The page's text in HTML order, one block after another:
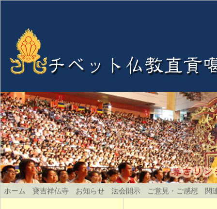
ホーム 寶吉祥仏寺 お知らせ 法会開示 ご意見・ご感想 関